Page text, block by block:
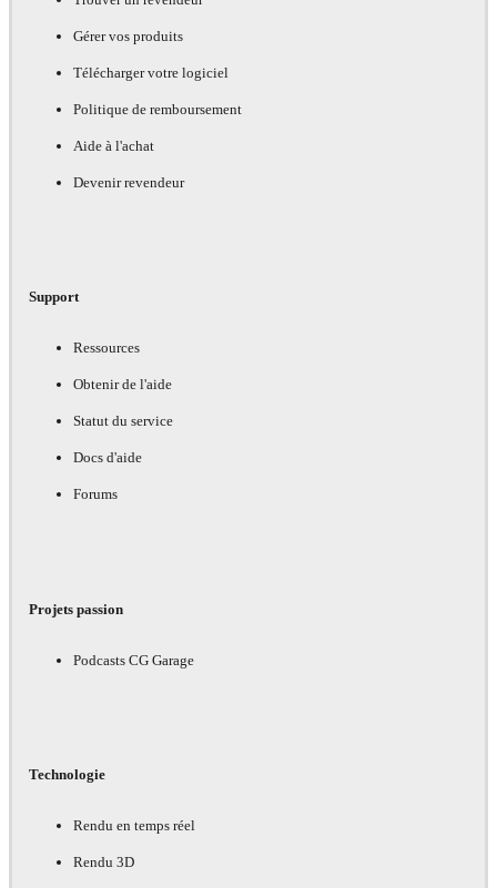
Gérer vos produits
Télécharger votre logiciel
Politique de remboursement
Aide à l'achat
Devenir revendeur
Support
Ressources
Obtenir de l'aide
Statut du service
Docs d'aide
Forums
Projets passion
Podcasts CG Garage
Technologie
Rendu en temps réel
Rendu 3D